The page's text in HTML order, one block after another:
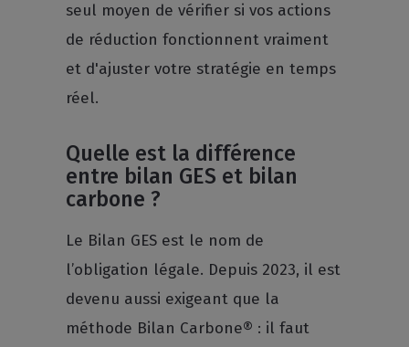
seul moyen de vérifier si vos actions
de réduction fonctionnent vraiment
et d'ajuster votre stratégie en temps
réel.
Quelle est la différence
entre bilan GES et bilan
carbone ?
Le Bilan GES est le nom de
l’obligation légale. Depuis 2023, il est
devenu aussi exigeant que la
méthode Bilan Carbone® : il faut